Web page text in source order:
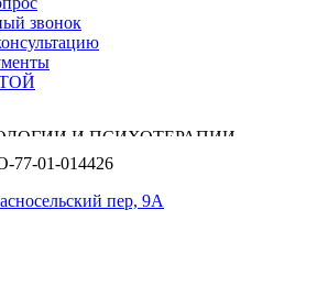
звонок
И ПСИХОТЕРАПИИ
77-01-014426
пер, 9А